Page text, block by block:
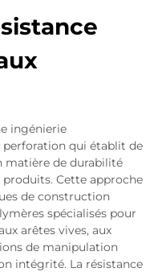
ingénierie
perforation qui établit de
matière de durabilité
Cette approche
de construction
spécialisés pour
arêtes vives, aux
de manipulation
intégrité. La résistance